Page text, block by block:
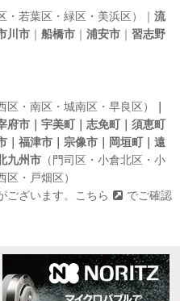
・若葉区・緑区・美浜区）｜ 流
川市 ｜ 船橋市 ｜ 浦安市 ｜ 習志野
区・南区・城南区・早良区）
府市｜宇美町｜志免町｜須恵町
｜福津市｜宗像市｜岡垣町｜遠
九州市 （門司区・小倉北区・小
・戸畑区）
ざいます。
こちら
でご確認